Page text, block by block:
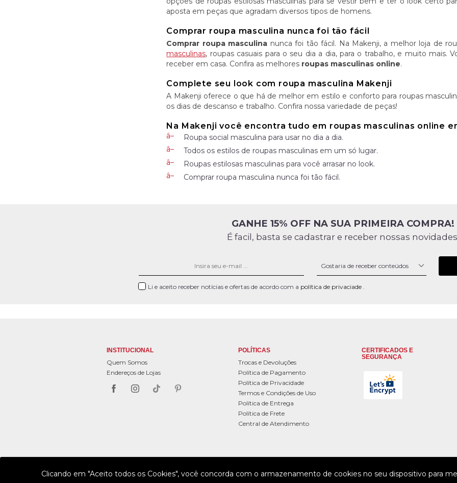
aposta em peças que agradam diversos tipos de homens.
Comprar roupa masculina nunca foi tão fácil
Comprar roupa masculina nunca foi tão fácil. Na Makenji, a melhor loja de
masculinas, roupas casuais para o seu dia a dia, para o trabalho, e muito mais.
receber em casa. Confira as melhores roupas masculinas online.
Complete seu look com roupa masculina Makenji
A Makenji oferece o que há de melhor em estilo e conforto para roupas
os dias de descanso e trabalho. Confira nossa variedade de peças!
Na Makenji você encontra tudo em roupas masculinas online
Roupa social masculina para usar no dia a dia.
Todos os estilos de roupas masculinas em um só lugar.
Roupas estilosas masculinas para você arrasar no look.
Comprar roupa masculina nunca foi tão fácil.
GANHE 15% OFF NA SUA PRIMEIRA COMPRA!
É facil, basta se cadastrar e receber nossas
Li e aceito receber notícias e ofertas de acordo com a política de privaciade .
INSTITUCIONAL
Quem Somos
Endereços de Lojas
POLÍTICAS
Trocas e Devoluções
Política de Pagamento
Política de Privacidade
Termos e Condições de Uso
Política de Entrega
Política de Frete
Central de Atendimento
CERTIFICADOS E
SEGURANÇA
Clicando em "Aceito todos os Cookies", você concorda com o armazenamento de cookies no seu dispositivo para